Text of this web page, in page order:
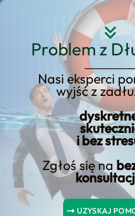
Problem z
Nasi eksperci
wyjść z
i bez
Zgłoś się na
UZYSKAJ
Przejdź
KREDYT123.PL – OFERTA
Upadłość
Konsumencka
Miejscowości
Oferta dla
Mieszkańców